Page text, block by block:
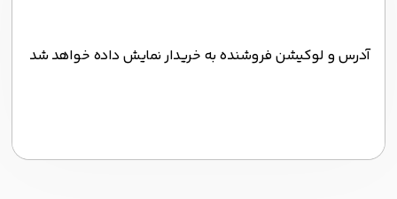
آدرس و لوکیشن فروشنده به خریدار نمایش داده خواهد شد